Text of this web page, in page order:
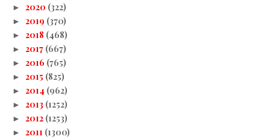
► 2020 (322)
► 2019 (370)
► 2018 (468)
► 2017 (667)
► 2016 (765)
► 2015 (825)
► 2014 (962)
► 2013 (1252)
► 2012 (1253)
► 2011 (1300)